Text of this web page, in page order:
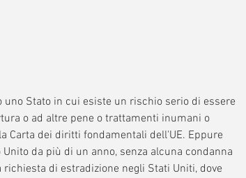
uno Stato in cui esiste un rischio serio di essere
o ad altre pene o trattamenti inumani o
Carta dei diritti fondamentali dell'UE. Eppure
da più di un anno, senza alcuna condanna
di estradizione negli Stati Uniti, dove